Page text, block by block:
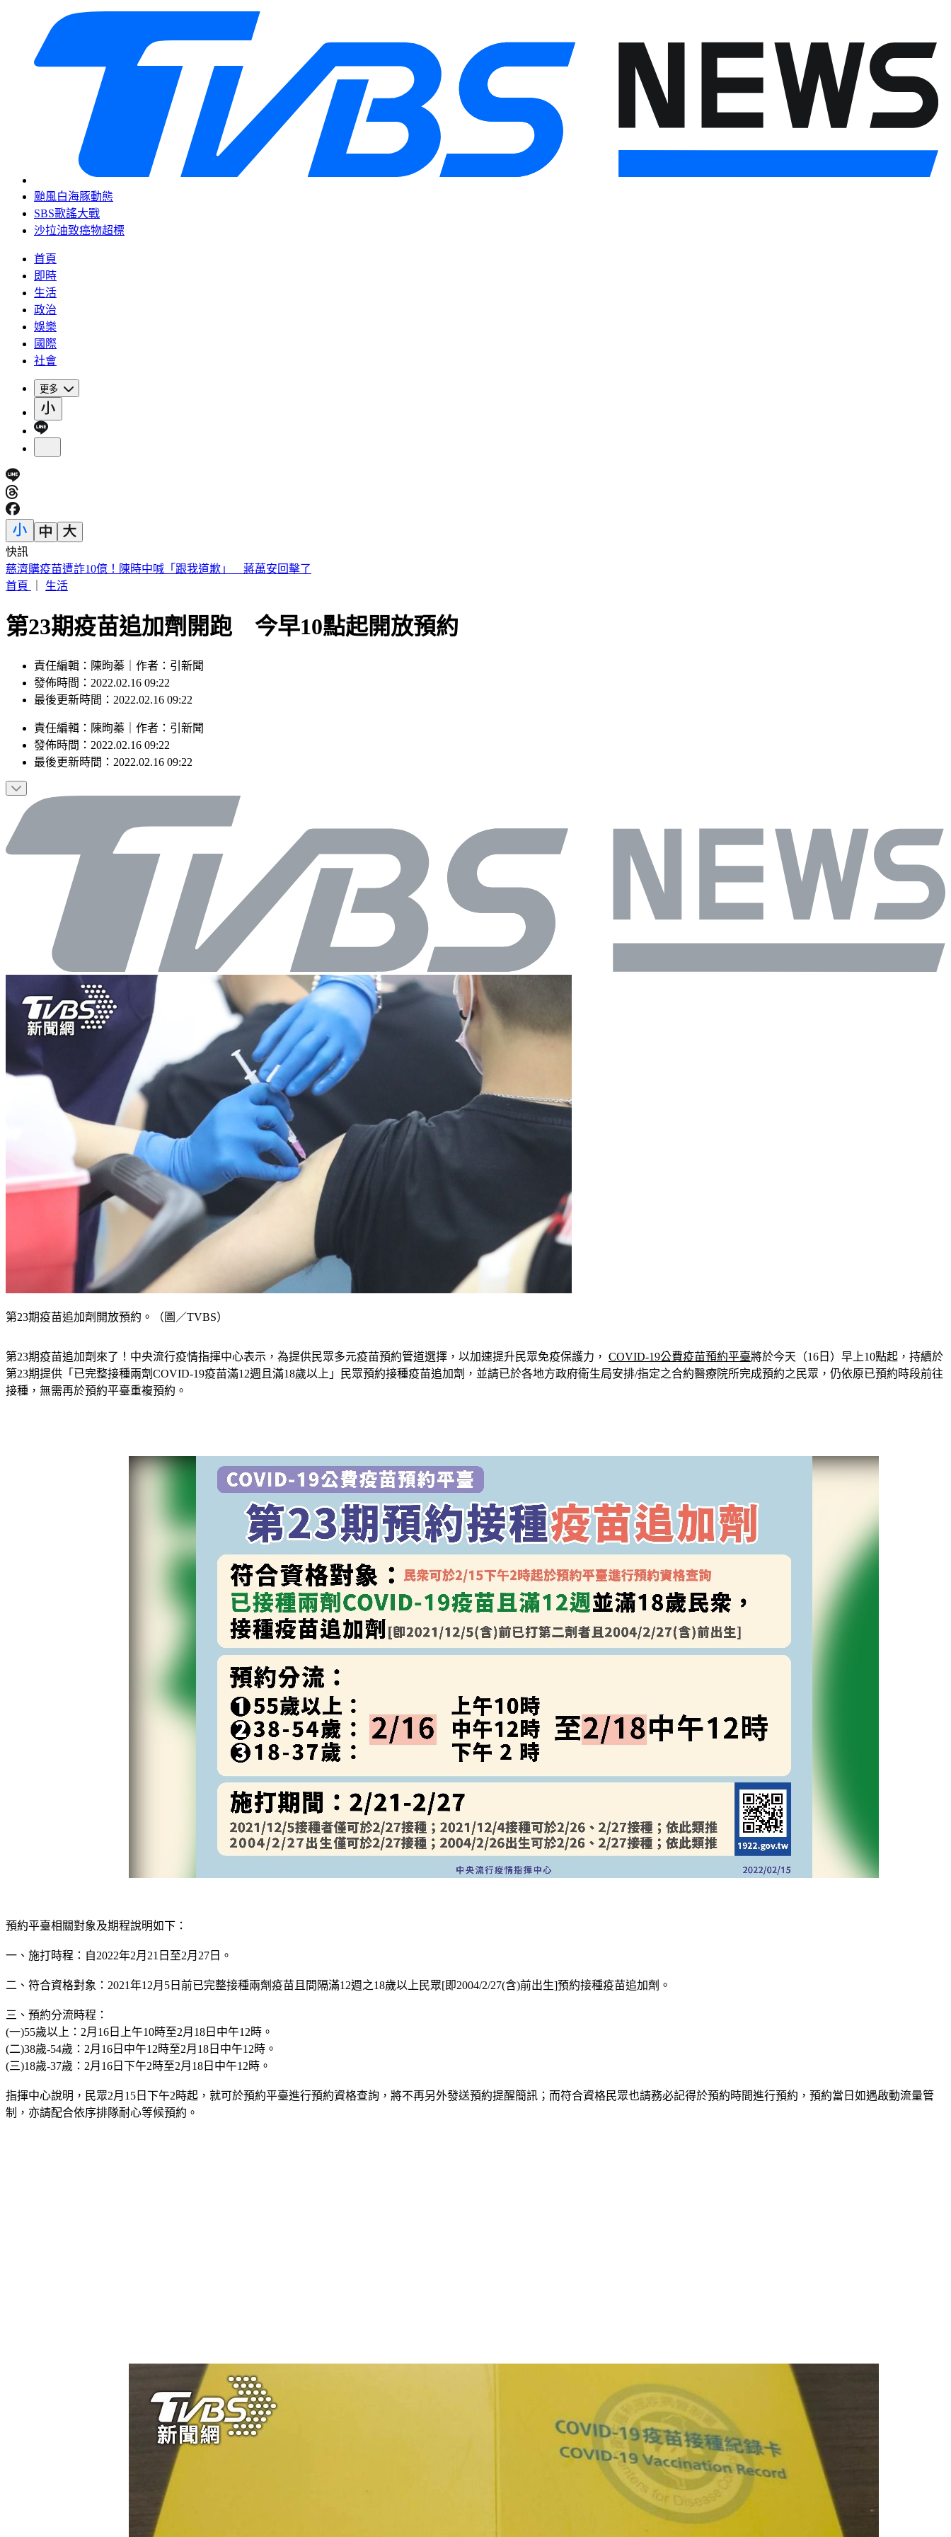
颱風白海豚動態
SBS歌謠大戰
沙拉油致癌物超標
首頁
即時
生活
政治
娛樂
國際
社會
更多
快訊
快訊／菲律賓又爆5.0地震 震源深度35公里
首頁
生活
第23期疫苗追加劑開跑 今早10點起開放預約
責任編輯：陳昫蓁｜作者：引新聞
發佈時間：2022.02.16 09:22
最後更新時間：2022.02.16 09:22
責任編輯 ： 陳昫蓁 作者 ： 引新聞
發佈時間： 2022.02.16 09:22
最後更新時間： 2022.02.16 09:22
第23期疫苗追加劑開放預約。（圖／TVBS）
第23期疫苗追加劑來了！中央流行疫情指揮中心表示，為提供民眾多元疫苗預約管道選擇，以加速提升民眾免疫保護力， COVID-19公費疫苗預約平臺將於今天（16日）早上10點起，持續於
第23期提供「已完整接種兩劑COVID-19疫苗滿12週且滿18歲以上」民眾預約接種疫苗追加劑，並請已於各地方政府衛生局安排/指定之合約醫療院所完成預約之民眾，仍依原已預約時段前往
接種，無需再於預約平臺重複預約。
預約平臺相關對象及期程說明如下：
一、施打時程：自2022年2月21日至2月27日。
二、符合資格對象：2021年12月5日前已完整接種兩劑疫苗且間隔滿12週之18歲以上民眾[即2004/2/27(含)前出生]預約接種疫苗追加劑。
三、預約分流時程：
(一)55歲以上：2月16日上午10時至2月18日中午12時。
(二)38歲-54歲：2月16日中午12時至2月18日中午12時。
(三)18歲-37歲：2月16日下午2時至2月18日中午12時。
指揮中心說明，民眾2月15日下午2時起，就可於預約平臺進行預約資格查詢，將不再另外發送預約提醒簡訊；而符合資格民眾也請務必記得於預約時間進行預約，預約當日如遇啟動流量管
制，亦請配合依序排隊耐心等候預約。